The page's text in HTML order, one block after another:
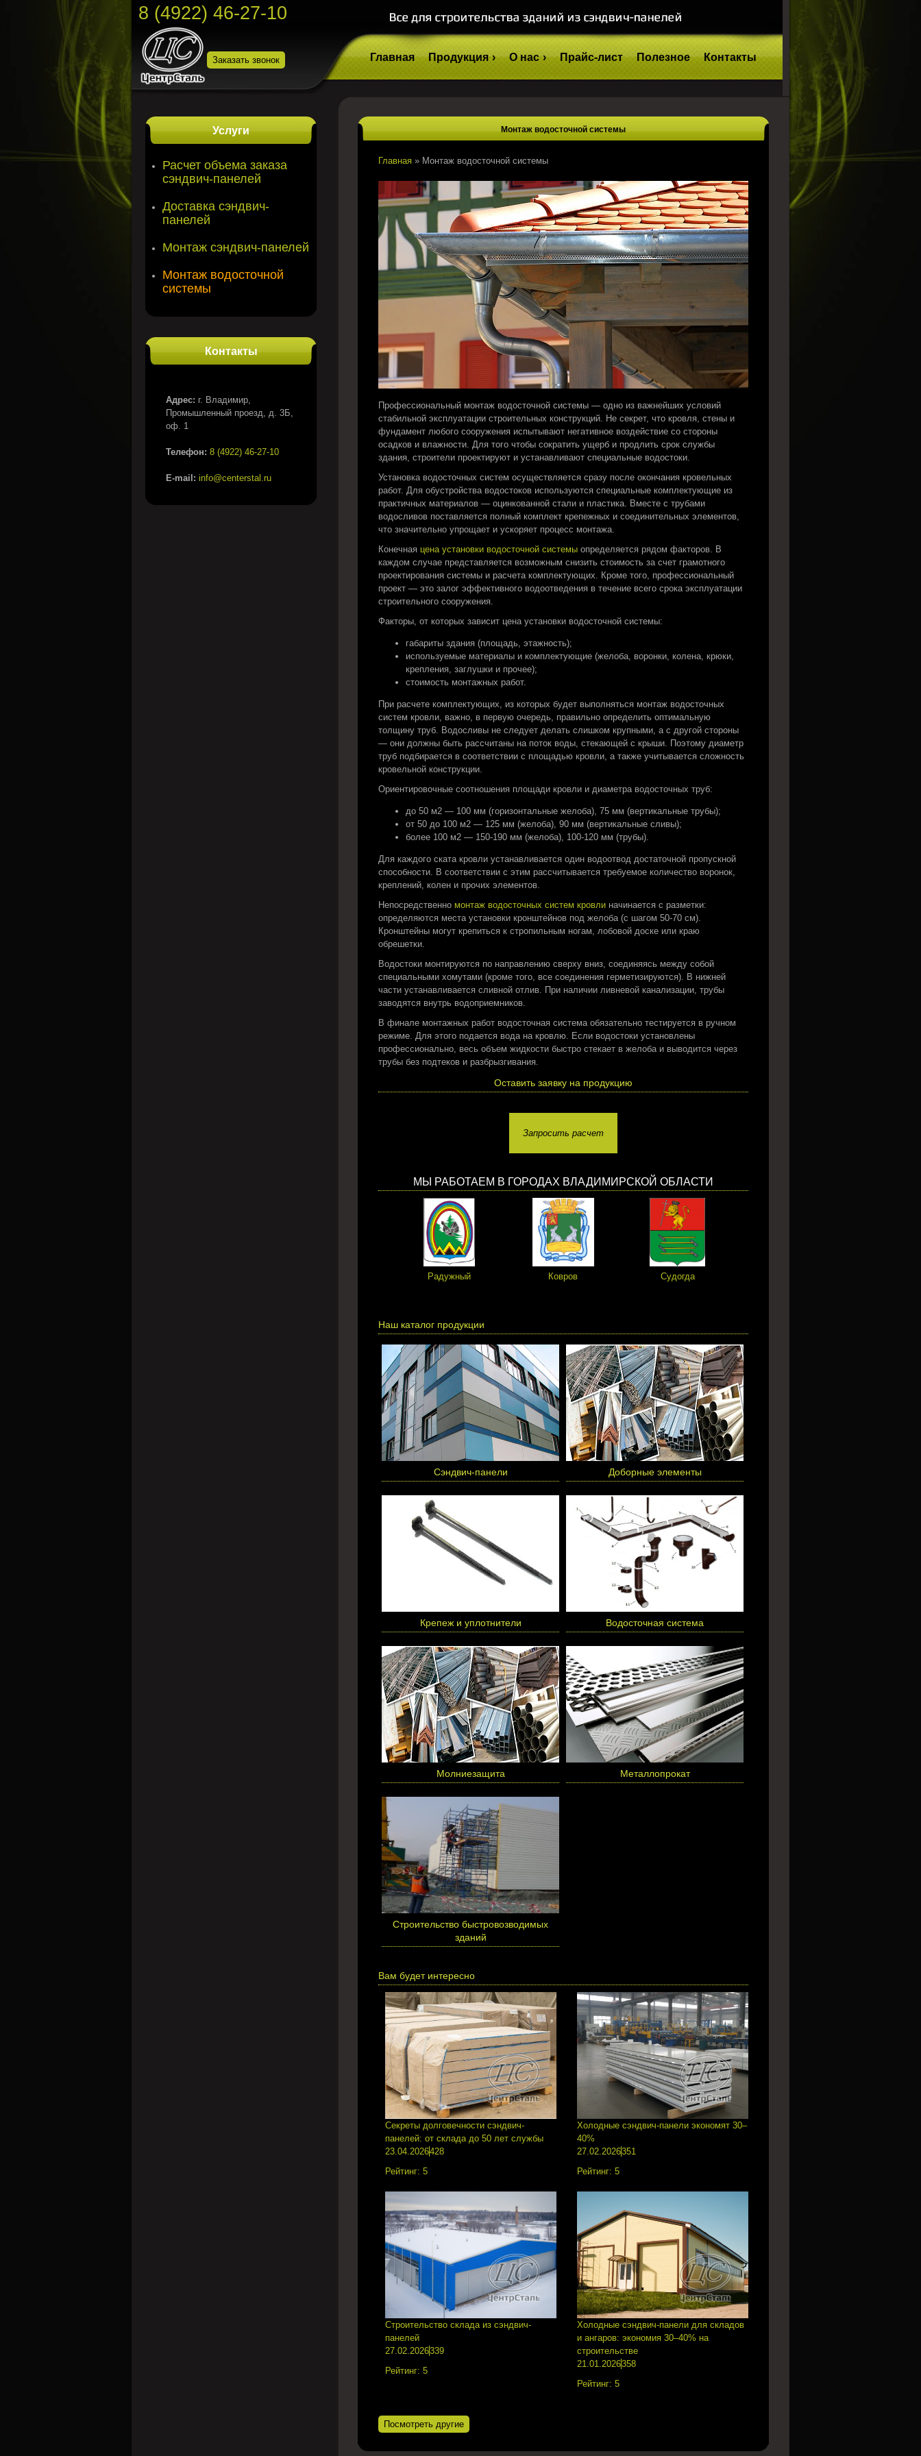
8 (4922) 46-27-10
Заказать звонок Главная Продукция О нас Прайс-лист Полезное Контакты
Услуги
Расчет объема заказа
сэндвич-панелей
Доставка сэндвич-
панелей
Монтаж сэндвич-панелей
Монтаж водосточной
системы
Контакты
Адрес: г. Владимир,
Промышленный проезд, д. 3Б,
оф. 1
Телефон: 8 (4922) 46-27-10
E-mail: info@centerstal.ru
Монтаж водосточной системы
Главная » Монтаж водосточной системы
Профессиональный монтаж водосточной системы — одно из важнейших условий
стабильной эксплуатации строительных конструкций. Не секрет, что кровля, стены и
фундамент любого сооружения испытывают негативное воздействие со стороны
осадков и влажности. Для того чтобы сократить ущерб и продлить срок службы
здания, строители проектируют и устанавливают специальные водостоки.
Установка водосточных систем осуществляется сразу после окончания кровельных
работ. Для обустройства водостоков используются специальные комплектующие из
практичных материалов — оцинкованной стали и пластика. Вместе с трубами
водосливов поставляется полный комплект крепежных и соединительных элементов,
что значительно упрощает и ускоряет процесс монтажа.
Конечная цена установки водосточной системы определяется рядом факторов. В
каждом случае представляется возможным снизить стоимость за счет грамотного
проектирования системы и расчета комплектующих. Кроме того, профессиональный
проект — это залог эффективного водоотведения в течение всего срока эксплуатации
строительного сооружения.
Факторы, от которых зависит цена установки водосточной системы:
габариты здания (площадь, этажность);
используемые материалы и комплектующие (желоба, воронки, колена, крюки,
крепления, заглушки и прочее);
стоимость монтажных работ.
При расчете комплектующих, из которых будет выполняться монтаж водосточных
систем кровли, важно, в первую очередь, правильно определить оптимальную
толщину труб. Водосливы не следует делать слишком крупными, а с другой стороны
— они должны быть рассчитаны на поток воды, стекающей с крыши. Поэтому диаметр
труб подбирается в соответствии с площадью кровли, а также учитывается сложность
кровельной конструкции.
Ориентировочные соотношения площади кровли и диаметра водосточных труб:
до 50 м2 — 100 мм (горизонтальные желоба), 75 мм (вертикальные трубы);
от 50 до 100 м2 — 125 мм (желоба), 90 мм (вертикальные сливы);
более 100 м2 — 150-190 мм (желоба), 100-120 мм (трубы).
Для каждого ската кровли устанавливается один водоотвод достаточной пропускной
способности. В соответствии с этим рассчитывается требуемое количество воронок,
креплений, колен и прочих элементов.
Непосредственно монтаж водосточных систем кровли начинается с разметки:
определяются места установки кронштейнов под желоба (с шагом 50-70 см).
Кронштейны могут крепиться к стропильным ногам, лобовой доске или краю
обрешетки.
Водостоки монтируются по направлению сверху вниз, соединяясь между собой
специальными хомутами (кроме того, все соединения герметизируются). В нижней
части устанавливается сливной отлив. При наличии ливневой канализации, трубы
заводятся внутрь водоприемников.
В финале монтажных работ водосточная система обязательно тестируется в ручном
режиме. Для этого подается вода на кровлю. Если водостоки установлены
профессионально, весь объем жидкости быстро стекает в желоба и выводится через
трубы без подтеков и разбрызгивания.
Оставить заявку на продукцию
Запросить расчет
МЫ РАБОТАЕМ В ГОРОДАХ ВЛАДИМИРСКОЙ ОБЛАСТИ
Радужный Ковров Судогда
Наш каталог продукции
Сэндвич-панели Доборные элементы
Крепеж и уплотнители Водосточная система
Молниезащита Металлопрокат
Cтроительство быстровозводимых
зданий
Вам будет интересно
Секреты долговечности сэндвич-
панелей: от склада до 50 лет службы
23.04.2026428
Рейтинг: 5
Холодные сэндвич-панели экономят 30–
40%
27.02.2026351
Рейтинг: 5
Строительство склада из сэндвич-
панелей
27.02.2026339
Рейтинг: 5
Холодные сэндвич-панели для складов
и ангаров: экономия 30–40% на
строительстве
21.01.2026358
Рейтинг: 5
Посмотреть другие